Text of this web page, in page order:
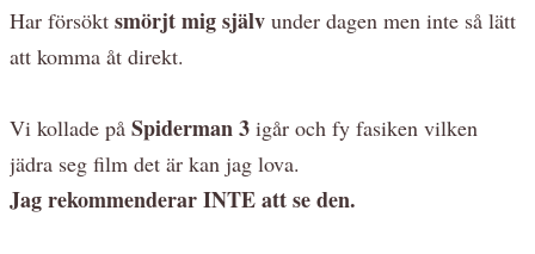
Har försökt smörjt mig själv under dagen men inte så lätt
att komma åt direkt.
Vi kollade på Spiderman 3 igår och fy fasiken vilken
jädra seg film det är kan jag lova.
Jag rekommenderar INTE att se den.